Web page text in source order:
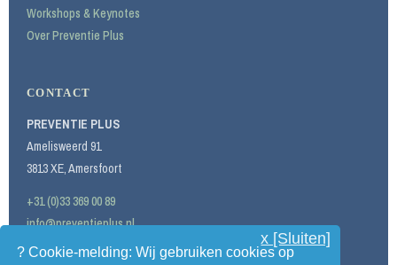
Workshops & Keynotes
Over Preventie Plus
CONTACT
PREVENTIE PLUS
Amelisweerd 91
3813 XE, Amersfoort
+31 (0)33 369 00 89
info@preventieplus.nl
KvK: 761 544 59
? Cookie-melding: Wij gebruiken cookies op
x [Sluiten]